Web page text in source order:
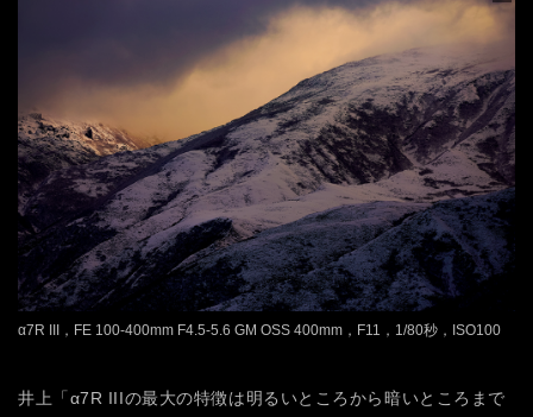
α7R III，FE 100-400mm F4.5-5.6 GM OSS 400mm，F11，1/80秒，ISO100
井上「α7R IIIの最大の特徴は明るいところから暗いところまで